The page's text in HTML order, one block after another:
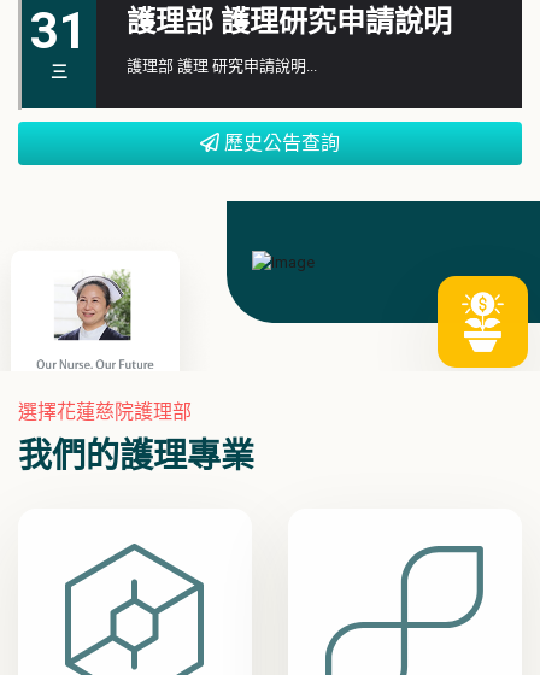
31
三
護理部 護理研究申請說明
護理部 護理 研究申請說明...
「護出希望～從傷口評估到
照護工作坊
https://forms.gle/DyNWNjtfgcmRz6UZ9...
31
三
護理部 護理研究申請說明
護理部 護理 研究申請說明...
歷史公告查詢
選擇花蓮慈院護理部
我們的護理專業